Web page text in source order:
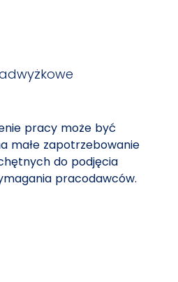
pracy może być
małe zapotrzebowanie
do podjęcia
pracodawców.